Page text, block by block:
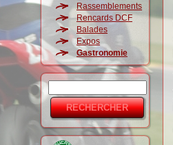
Rassemblements
Rencards DCF
Balades
Expos
Gastronomie
Formulaire
de
recherche